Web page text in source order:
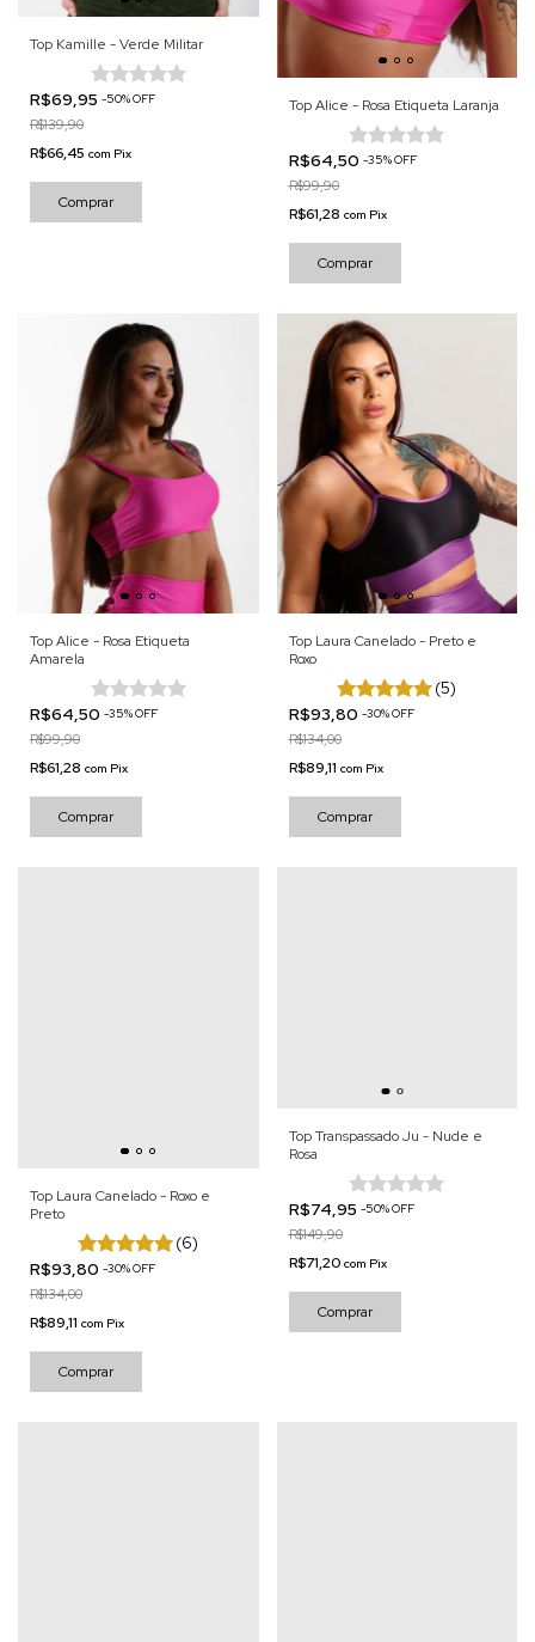
Top Kamille - Verde Militar
R$69,95 -50%OFF
R$139,90
R$66,45 com Pix
Comprar
Top Alice - Rosa Etiqueta Laranja
R$64,50 -35%OFF
R$99,90
R$61,28 com Pix
Comprar
Top Alice - Rosa Etiqueta
Amarela
R$64,50 -35%OFF
R$99,90
R$61,28 com Pix
Comprar
Top Laura Canelado - Preto e
Roxo
(5)
R$93,80 -30%OFF
R$134,00
R$89,11 com Pix
Comprar
Top Laura Canelado - Roxo e
Preto
(6)
R$93,80 -30%OFF
R$134,00
R$89,11 com Pix
Comprar
Top Transpassado Ju - Nude e
Rosa
R$74,95 -50%OFF
R$149,90
R$71,20 com Pix
Comprar